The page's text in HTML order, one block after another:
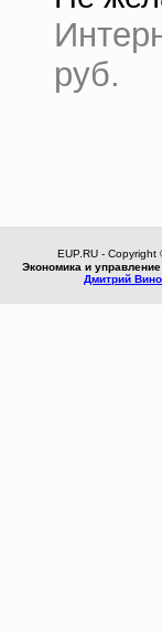
руб.
EUP.RU - Copyright
Экономика и управление
Дмитрий